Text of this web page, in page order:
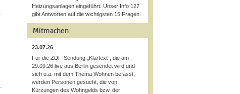
Heizungsanlagen eingeführt. Unser Info 127
gibt Antworten auf die wichtigsten 15 Fragen.
Mitmachen
23.07.26
Für die ZDF-Sendung „Klartext“, die am
29.09.26 live aus Berlin gesendet wird und
sich u.a. mit dem Thema Wohnen befasst,
werden Personen gesucht, die von
Kürzungen des Wohngelds bzw. der